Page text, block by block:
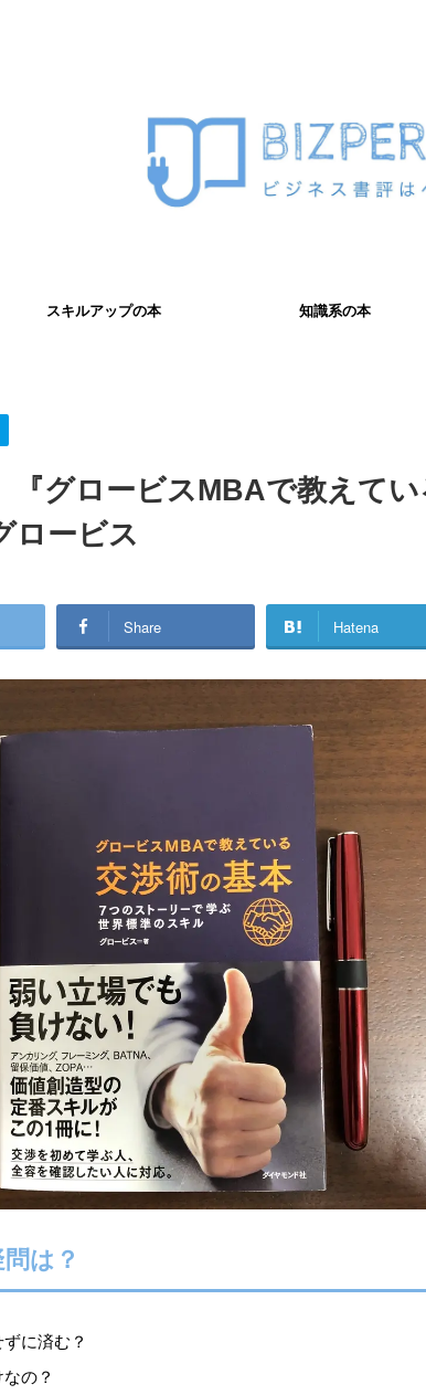
スキルアップの本 知識系の本
『グロービスMBAで教えて
ロービス
Share Hatena
は？
に済む？
の？